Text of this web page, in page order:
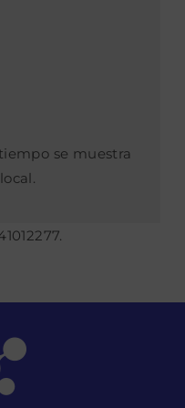
se muestra